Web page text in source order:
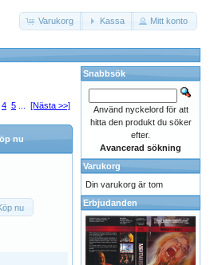
Varukorg Kassa Mitt konto
4 5 [Nästa >>]
nu
nu
Snabbsök
Använd nyckelord för att
hitta den produkt du söker
efter.
Avancerad sökning
Varukorg
Din varukorg är tom
Erbjudanden